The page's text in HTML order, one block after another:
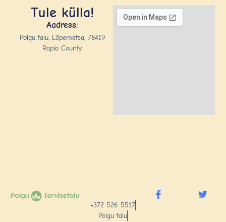
Tule külla!
Aadress:
Polgu talu, Lõpemetsa, 78419
Rapla County
+372 526 5517
Polgu talu